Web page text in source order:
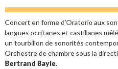
Concert en forme d’Oratorio aux
langues occitanes et castillanes
un tourbillon de sonorités
Orchestre de chambre sous la
Bertrand Bayle.